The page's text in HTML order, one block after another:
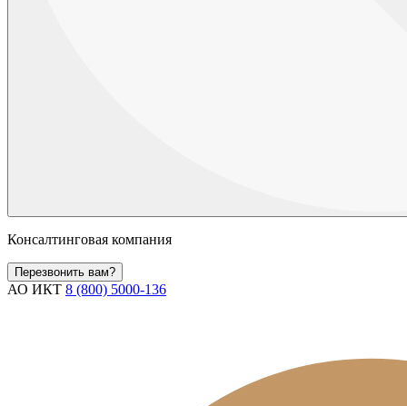
Консалтинговая компания
Перезвонить вам?
АО ИКТ 8 (800) 5000-136